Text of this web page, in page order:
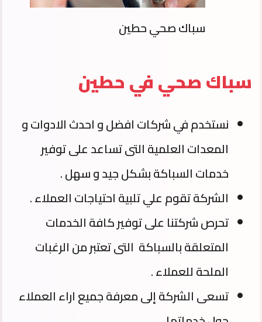
سباك صحي حطين
سباك صحي في حطين
نستخدم في شركات افضل و احدث الادوات و
المعدات العلمية التى تساعد على توفير
خدمات السباكة بشكل جيد و سهل .
الشركة تقوم علي تلبية احتياجات العملاء .
تحرص شركتنا على توفير كافة الخدمات
المتعلقة بالسباكة التى تعتبر من الرغبات
الملحة للعملاء .
تسعى الشركة إلى معرفة جميع اراء العملاء